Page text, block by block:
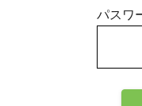
パスワ